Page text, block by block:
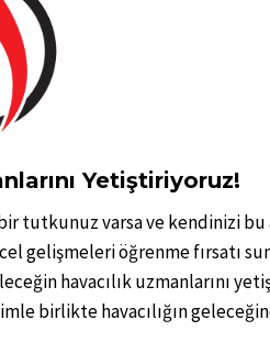
Yetiştiriyoruz!
tutkunuz varsa ve kendinizi
gelişmeleri öğrenme fırsatı
havacılık uzmanlarını
birlikte havacılığın